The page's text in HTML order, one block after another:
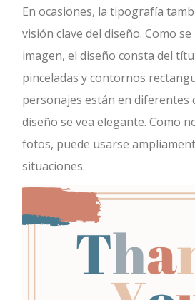
En ocasiones, la tipografía
visión clave del diseño. Como
imagen, el diseño consta del
pinceladas y contornos
personajes están en diferentes
diseño se vea elegante. Como
fotos, puede usarse
situaciones.